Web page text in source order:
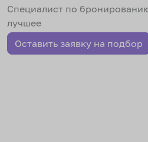
Специалист по
лучшее
Оставить заявку на подбор